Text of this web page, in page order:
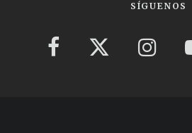
SÍGUENOS